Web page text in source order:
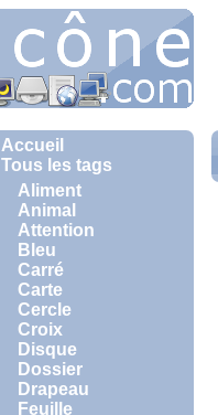
Accueil
Tous les tags
Aliment
Animal
Attention
Bleu
Carré
Carte
Cercle
Croix
Disque
Dossier
Drapeau
Feuille